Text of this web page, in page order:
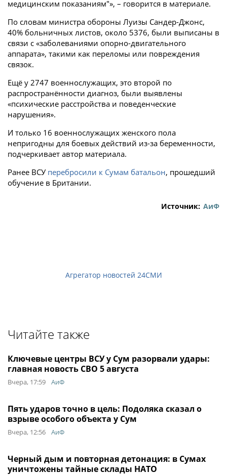
медицинским показаниям"», – говорится в материале.
По словам министра обороны Луизы Сандер-Джонс,
40% больничных листов, около 5376, были выписаны в
связи с «заболеваниями опорно-двигательного
аппарата», такими как переломы или повреждения
связок.
Ещё у 2747 военнослужащих, это второй по
распространённости диагноз, были выявлены
«психические расстройства и поведенческие
нарушения».
И только 16 военнослужащих женского пола
непригодны для боевых действий из-за беременности,
подчеркивает автор материала.
Ранее ВСУ перебросили к Сумам батальон, прошедший
обучение в Британии.
Источник: АиФ
Агрегатор новостей 24СМИ
Читайте также
Ключевые центры ВСУ у Сум разорвали удары:
главная новость СВО 5 августа
Вчера, 17:59 АиФ
Пять ударов точно в цель: Подоляка сказал о
взрыве особого объекта у Сум
Вчера, 12:56 АиФ
Черный дым и повторная детонация: в Сумах
уничтожены тайные склады НАТО